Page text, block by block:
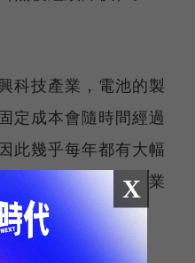
科技產業，電池的製
定成本會隨時間經過
此幾乎每年都有大幅
是，降價是合乎商業
車大廠特斯拉
X